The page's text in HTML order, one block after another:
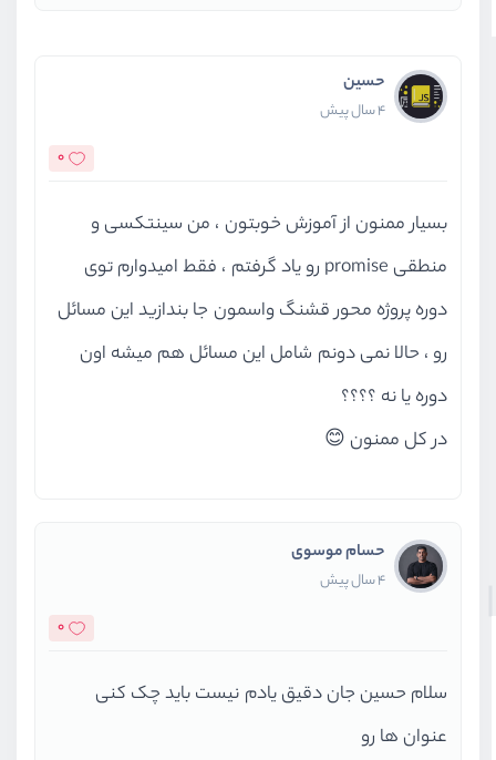
حسین
4 سال پیش
0
بسیار ممنون از آموزش خوبتون ، من سینتکسی و
منطقی promise رو یاد گرفتم ، فقط امیدوارم توی
دوره پروژه محور قشنگ واسمون جا بندازید این مسائل
رو ، حالا نمی دونم شامل این مسائل هم میشه اون
دوره یا نه ؟؟؟؟
در کل ممنون 😊
حسام موسوی
4 سال پیش
0
سلام حسین جان دقیق یادم نیست باید چک کنی
عنوان ها رو